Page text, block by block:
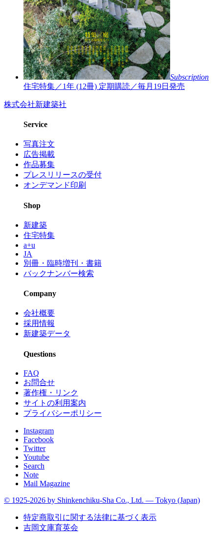
Subscription
住宅特集／1年 (12冊) 定期購読／毎月19日発売
株式会社新建築社
Service
写真注文
広告掲載
作品募集
プレスリリースの受付
オンデマンド印刷
Shop
新建築
住宅特集
a+u
JA
別冊・臨時増刊・書籍
バックナンバー検索
Company
会社概要
採用情報
新建築データ
Questions
FAQ
お問合せ
著作権・リンク
サイトの利用案内
プライバシーポリシー
Instagram
Facebook
Twitter
Youtube
Search
Note
Mail Magazine
© 1925-2026 by Shinkenchiku-Sha Co., Ltd. — Tokyo (Japan)
特定商取引に関する法律に基づく表示
吉岡文庫育英会